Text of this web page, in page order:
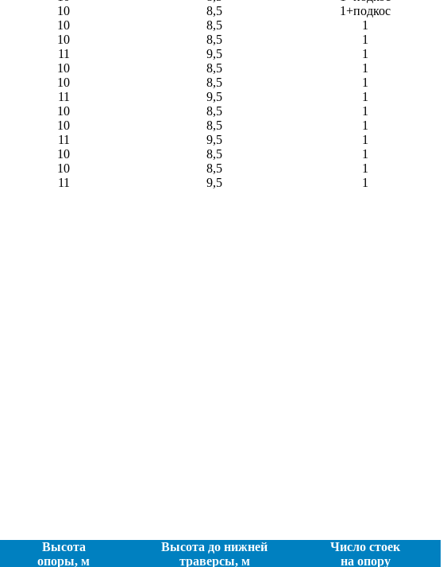
10 8,5
1+подкос
10 8,5
1
10 8,5
1
11 9,5
1
10 8,5
1
10 8,5
1
11 9,5
1
10 8,5
1
10 8,5
1
11 9,5
1
10 8,5
1
10 8,5
1
11 9,5 1
Высота
опоры, м
Высота до нижней
траверсы, м
Число стоек
на опору